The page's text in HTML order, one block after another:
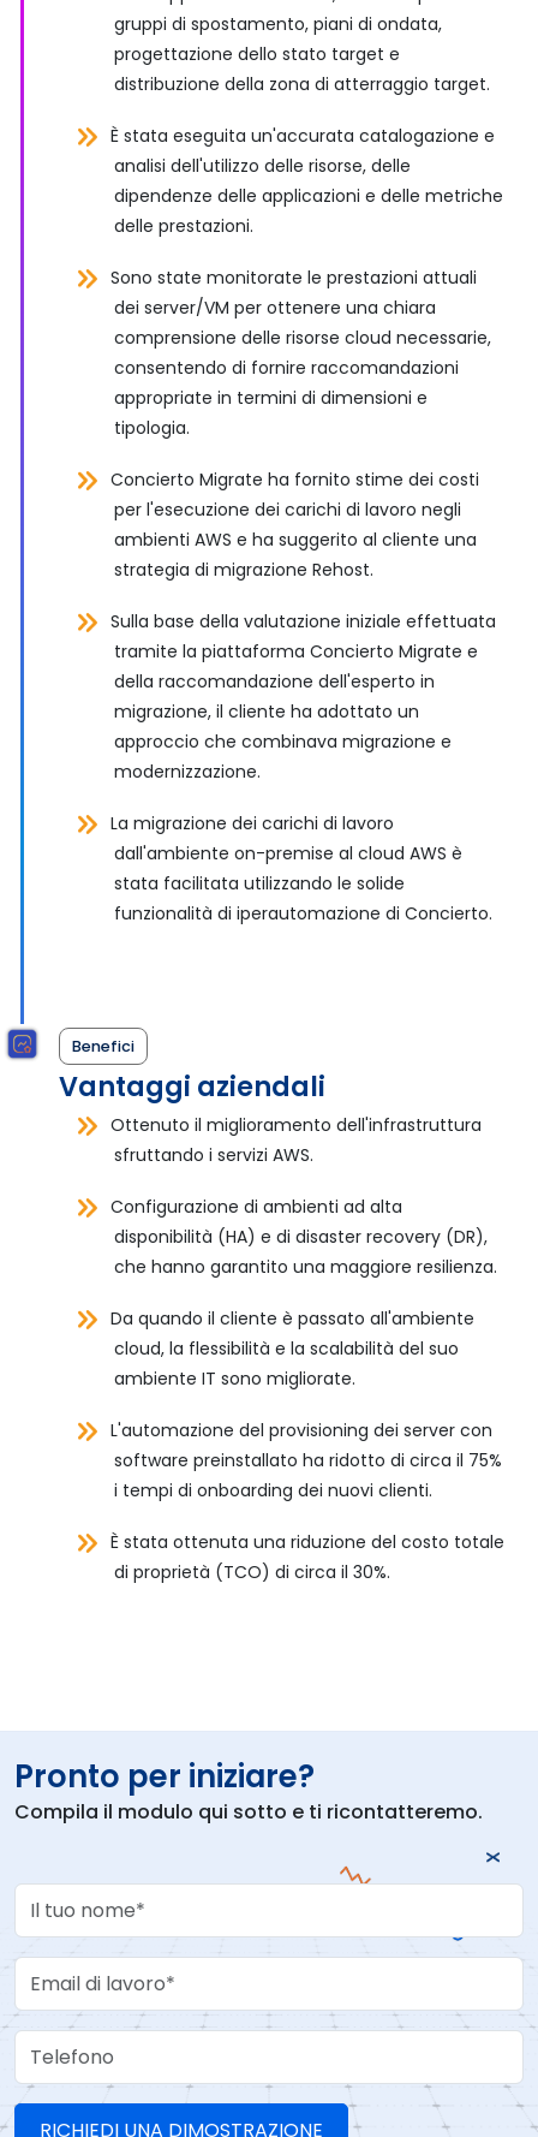
gruppi di spostamento, piani di ondata,
progettazione dello stato target e
distribuzione della zona di atterraggio target.
È stata eseguita un'accurata catalogazione e
analisi dell'utilizzo delle risorse, delle
dipendenze delle applicazioni e delle metriche
delle prestazioni.
Sono state monitorate le prestazioni attuali
dei server/VM per ottenere una chiara
comprensione delle risorse cloud necessarie,
consentendo di fornire raccomandazioni
appropriate in termini di dimensioni e
tipologia.
Concierto Migrate ha fornito stime dei costi
per l'esecuzione dei carichi di lavoro negli
ambienti AWS e ha suggerito al cliente una
strategia di migrazione Rehost.
Sulla base della valutazione iniziale effettuata
tramite la piattaforma Concierto Migrate e
della raccomandazione dell'esperto in
migrazione, il cliente ha adottato un
approccio che combinava migrazione e
modernizzazione.
La migrazione dei carichi di lavoro
dall'ambiente on-premise al cloud AWS è
stata facilitata utilizzando le solide
funzionalità di iperautomazione di Concierto.
Benefici
Vantaggi aziendali
Ottenuto il miglioramento dell'infrastruttura
sfruttando i servizi AWS.
Configurazione di ambienti ad alta
disponibilità (HA) e di disaster recovery (DR),
che hanno garantito una maggiore resilienza.
Da quando il cliente è passato all'ambiente
cloud, la flessibilità e la scalabilità del suo
ambiente IT sono migliorate.
L'automazione del provisioning dei server con
software preinstallato ha ridotto di circa il 75%
i tempi di onboarding dei nuovi clienti.
È stata ottenuta una riduzione del costo totale
di proprietà (TCO) di circa il 30%.
Pronto per iniziare?
Compila il modulo qui sotto e ti ricontatteremo.
Your Name
Work Email
Telefono